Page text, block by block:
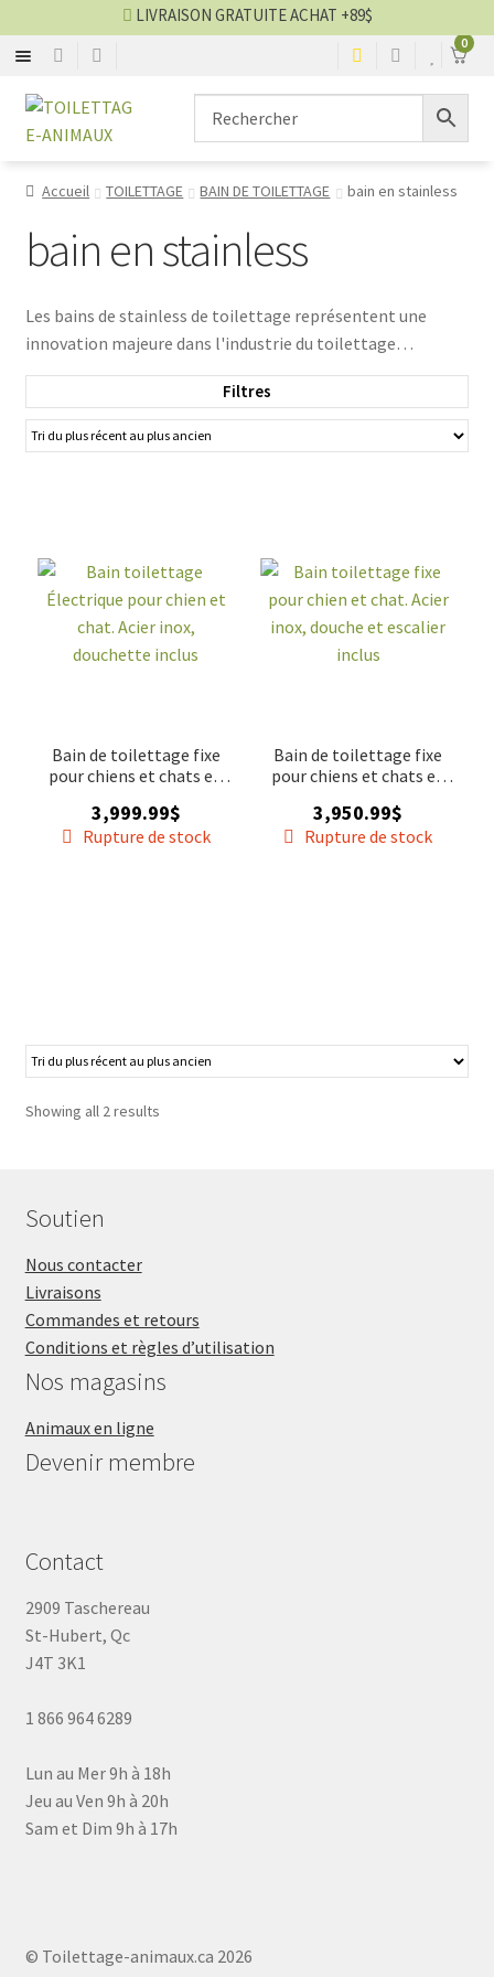
0
Aller
à
navigation
Aller
au
LIVRAISON GRATUITE ACHAT +89$
BROSSE
TABLE
SHAMPOING ▼
VENTES
Accueil TOILETTAGE BAIN DE TOILETTAGE bain en stainless
bain en stainless
Les bains de stainless de toilettage représentent une
innovation majeure dans l'industrie du toilettage
animalier. Conçus avec des matériaux de haute qualité et
une ingénierie précise, ces bains offrent une solution
efficace et hygiénique pour le processus de baignade des
animaux de compagnie. Leur structure en acier inoxydable
leur conception ergonomique et leurs fonctionnalités
spécifiques, tels que les rampes d'accès et les systèmes de
drainage, les bains de stainless de toilettage offrent un
confort optimal tant pour les animaux que pour les
Filtres
Bain de toilettage fixe
pour chiens et chats en
escalier inclus
3,999.99$
Rupture de stock
Bain de toilettage fixe
pour chiens et chats en
escalier inclus
3,950.99$
Rupture de stock
Showing all 2 results
Soutien
Nous contacter
Livraisons
Commandes et retours
Conditions et règles d’utilisation
Nos magasins
Animaux en ligne
Devenir membre
Contact
2909 Taschereau
St-Hubert, Qc
J4T 3K1
1 866 964 6289
Lun au Mer 9h à 18h
Jeu au Ven 9h à 20h
Sam et Dim 9h à 17h
© Toilettage-animaux.ca 2026